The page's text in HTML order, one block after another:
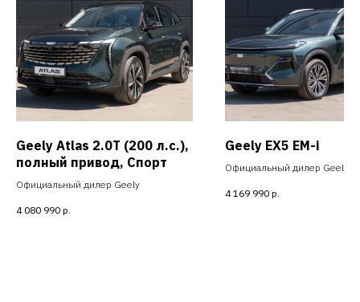
Geely Atlas 2.0T (200 л.с.),
полный привод, Спорт
Официальный дилер Geely
4 080 990 р.
Geely EX5 EM-i
Официальный дилер Geely
4 169 990 р.